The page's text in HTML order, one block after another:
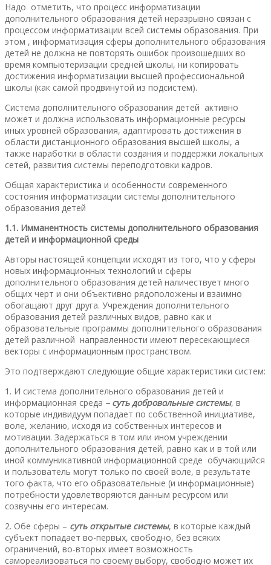
Надо отметить, что процесс информатизации
дополнительного образования детей неразрывно связан с
процессом информатизации всей системы образования. При
этом , информатизация сферы дополнительного образования
детей не должна не повторять ошибок произошедших во
время компьютеризации средней школы, ни копировать
достижения информатизации высшей профессиональной
школы (как самой продвинутой из подсистем).
Система дополнительного образования детей активно
может и должна использовать информационные ресурсы
иных уровней образования, адаптировать достижения в
области дистанционного образования высшей школы, а
также наработки в области создания и поддержки локальных
сетей, развития системы переподготовки кадров.
Общая характеристика и особенности современного
состояния информатизации системы дополнительного
образования детей
1.1. Имманентность системы дополнительного образования
детей и информационной среды
Авторы настоящей концепции исходят из того, что у сферы
новых информационных технологий и сферы
дополнительного образования детей наличествует много
общих черт и они объективно рядоположены и взаимно
обогащают друг друга. Учреждения дополнительного
образования детей различных видов, равно как и
образовательные программы дополнительного образования
детей различной направленности имеют пересекающиеся
векторы с информационным пространством.
Это подтверждают следующие общие характеристики систем:
1. И система дополнительного образования детей и
информационная среда – суть добровольные системы, в
которые индивидуум попадает по собственной инициативе,
воле, желанию, исходя из собственных интересов и
мотивации. Задержаться в том или ином учреждении
дополнительного образования детей, равно как и в той или
иной коммуникативной информационной среде обучающийся
и пользователь могут только по своей воле, в результате
того факта, что его образовательные (и информационные)
потребности удовлетворяются данным ресурсом или
созвучны его интересам.
2. Обе сферы – суть открытые системы, в которые каждый
субъект попадает во-первых, свободно, без всяких
ограничений, во-вторых имеет возможность
самореализоваться по своему выбору, свободно может их